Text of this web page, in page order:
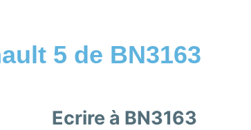
5 de BN3163
Ecrire à BN3163